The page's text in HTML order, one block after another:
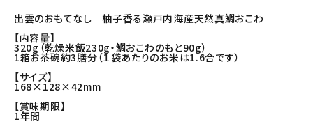
出雲のおもてなし 柚子香る瀬戸内海産天然真鯛おこわ
【内容量】
320g（乾燥米飯230g・鯛おこわのもと90g）
1箱お茶碗約3膳分（１袋あたりのお米は1.6合です）
【サイズ】
168×128×42mm
【賞味期限】
1年間